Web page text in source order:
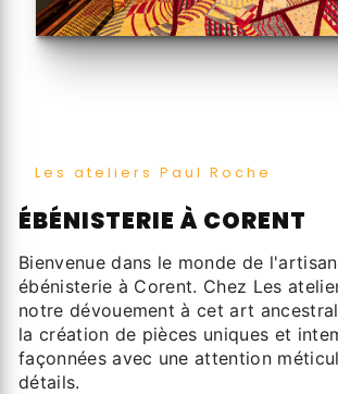
Les ateliers Paul Roche
ÉBÉNISTERIE À CORENT
Bienvenue dans le monde de
ébénisterie à Corent. Chez Les
notre dévouement à cet art
la création de pièces uniques et
façonnées avec une attention
détails.